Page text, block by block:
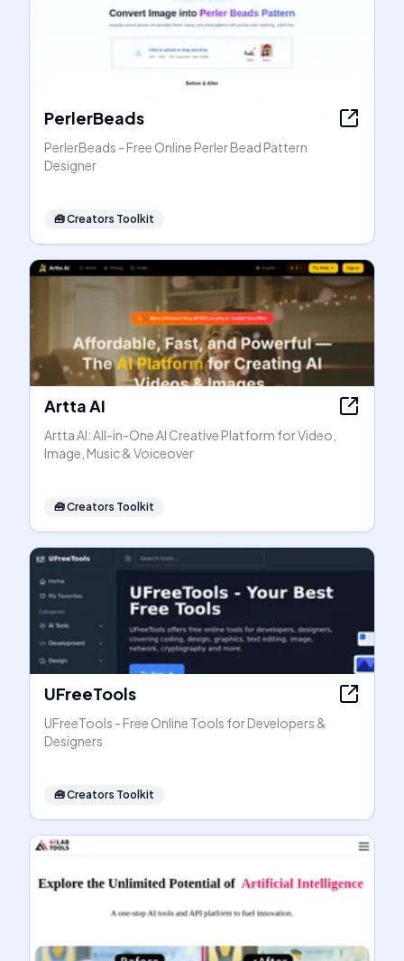
PerlerBeads
PerlerBeads - Free Online Perler Bead Pattern
Designer
🧰Creators Toolkit
Artta AI
Artta AI: All-in-One AI Creative Platform for Video,
Image, Music & Voiceover
🧰Creators Toolkit
UFreeTools
UFreeTools - Free Online Tools for Developers &
Designers
🧰Creators Toolkit